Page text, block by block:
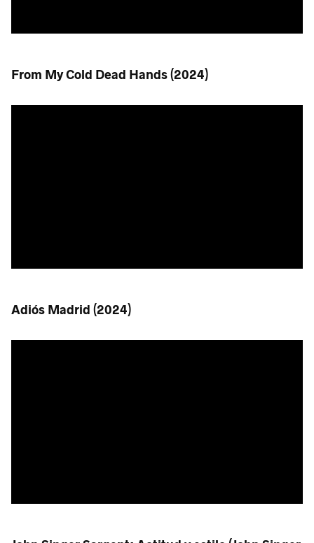
From My Cold Dead Hands (2024)
Adiós Madrid (2024)